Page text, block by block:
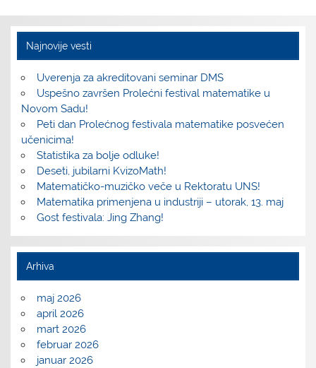
Najnovije vesti
Uverenja za akreditovani seminar DMS
Uspešno završen Prolećni festival matematike u
Novom Sadu!
Peti dan Prolećnog festivala matematike posvećen
učenicima!
Statistika za bolje odluke!
Deseti, jubilarni KvizoMath!
Matematičko-muzičko veče u Rektoratu UNS!
Matematika primenjena u industriji – utorak, 13. maj
Gost festivala: Jing Zhang!
Arhiva
maj 2026
april 2026
mart 2026
februar 2026
januar 2026